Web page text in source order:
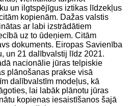
un ilgtspējīgus iztikas līdzekļus
kopienām. Dažas valstis
ar labi izstrādātiem
uz to ūdeņiem. Citām
dokuments. Eiropas Savienība
un 21 dalībvalstij līdz 2021.
nacionālie jūras telpiskie
plānošanas prakse visā
dalībvalstīm modeļus, kā
lai labāk plānotu jūras
kopienas iesaistīšanos šajā